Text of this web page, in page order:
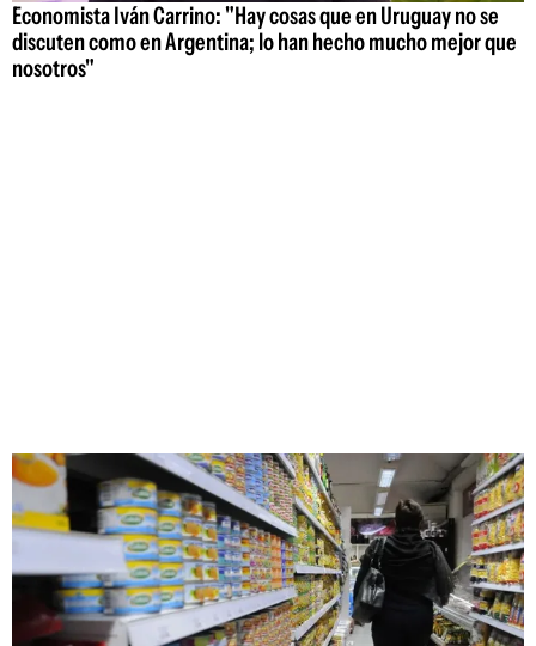
Economista Iván Carrino: "Hay cosas que en Uruguay no se
discuten como en Argentina; lo han hecho mucho mejor que
nosotros"